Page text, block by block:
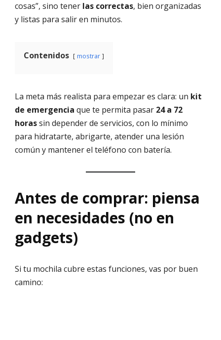
cosas”, sino tener las correctas, bien organizadas
y listas para salir en minutos.
Contenidos mostrar
La meta más realista para empezar es clara: un kit
de emergencia que te permita pasar 24 a 72
horassin depender de servicios, con lo mínimo
para hidratarte, abrigarte, atender una lesión
común y mantener el teléfono con batería.
Antes de comprar: piensa
en necesidades (no en
gadgets)
Si tu mochila cubre estas funciones, vas por buen
camino: